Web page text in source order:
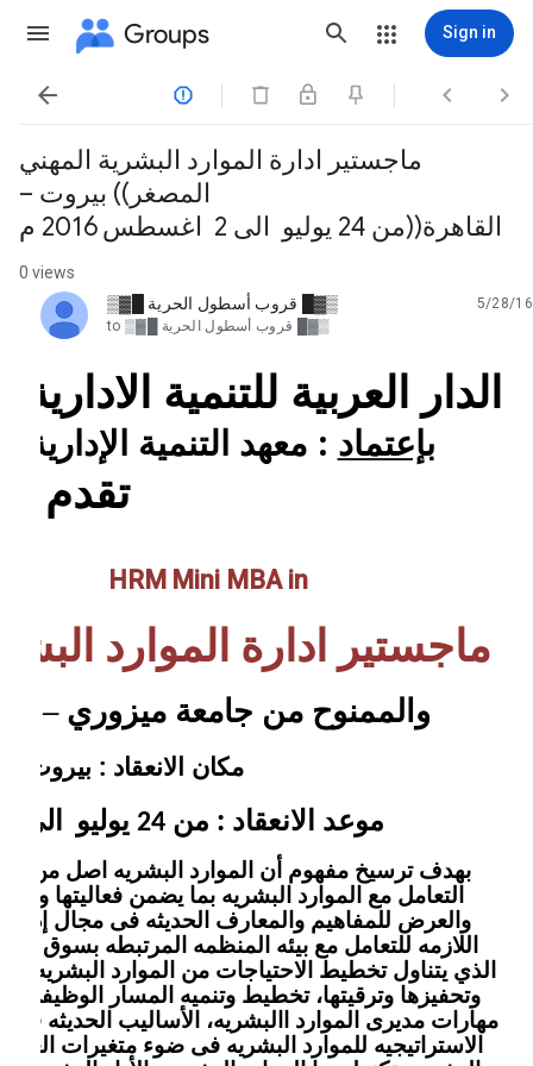
Groups Sign in
   
ماجستير ادارة الموارد البشرية المهني
المصغر)) بيروت –
القاهرة((من 24 يوليو الى 2 اغسطس 2016 م
0 views
▒▓█ قروب أسطول الحرية █▓▒
unread,
5/28/16
to ▒▓█ قروب أسطول الحرية █▓▒
الدار العربية للتنمية الادارية
بإعتماد : معهد التنمية الإدارية
تقدم
Mini MBA in
HRM
ماجستير ادارة الموارد
والممنوح من جامعة ميزوري –
مكان الانعقاد : بيروت -
موعد الانعقاد : من 24 يوليو الى
بهدف ترسيخ مفهوم أن الموارد البشريه اصل من
التعامل مع الموارد البشريه بما يضمن فعاليتها
والعرض للمفاهيم والمعارف الحديثه فى مجال إداره
اللازمه للتعامل مع بيئه المنظمه المرتبطه بسوق
الذي يتناول تخطيط الاحتياجات من الموارد البشريه،
وتحفيزها وترقيتها، تخطيط وتنميه المسار الوظيفى
مهارات مديرى الموارد االبشريه، الأساليب الحديثه فى
الاستراتيجيه للموارد البشريه فى ضوء متغيرات